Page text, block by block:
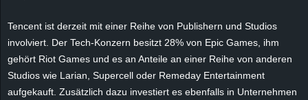
Tencent ist derzeit mit einer Reihe von Publishern und Studios
involviert. Der Tech-Konzern besitzt 28% von Epic Games, ihm
gehört Riot Games und es an Anteile an einer Reihe von anderen
Studios wie Larian, Supercell oder Remeday Entertainment
aufgekauft. Zusätzlich dazu investiert es ebenfalls in Unternehmen